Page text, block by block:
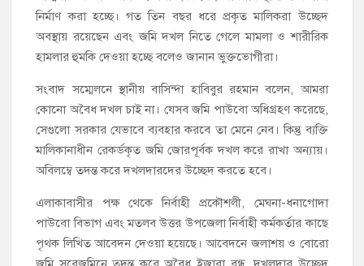
নির্মাণ করা হচ্ছে। গত তিন বছর ধরে প্রকৃত মালিকরা উচ্ছেদ
অবস্থায় রয়েছেন এবং জমি দখল নিতে গেলে মামলা ও শারীরিক
হামলার হুমকি দেওয়া হচ্ছে বলেও জানান ভুক্তভোগীরা।
সংবাদ সম্মেলনে স্থানীয় বাসিন্দা হাবিবুর রহমান বলেন, আমরা
কোনো অবৈধ দখল চাই না। যেসব জমি পাউবো অধিগ্রহণ করেছে,
সেগুলো সরকার যেভাবে ব্যবহার করবে তা মেনে নেব। কিন্তু ব্যক্তি
মালিকানাধীন রেকর্ডকৃত জমি জোরপূর্বক দখল করে রাখা অন্যায়।
অবিলম্বে তদন্ত করে দখলদারদের উচ্ছেদ করতে হবে।
এলাকাবাসীর পক্ষ থেকে নির্বাহী প্রকৌশলী, মেঘনা-ধনাগোদা
পাউবো বিভাগ এবং মতলব উত্তর উপজেলা নির্বাহী কর্মকর্তার কাছে
পৃথক লিখিত আবেদন দেওয়া হয়েছে। আবেদনে জলাশয় ও বোরো